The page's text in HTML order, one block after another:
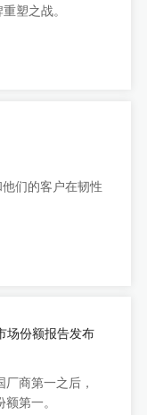
塑之战。
们的客户在韧性
份额报告发布
商第一之后，
第一。